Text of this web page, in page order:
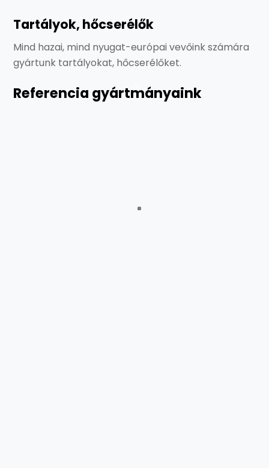
Tartályok, hőcserélők
Mind hazai, mind nyugat-európai vevőink számára
gyártunk tartályokat, hőcserélőket.
Referencia gyártmányaink